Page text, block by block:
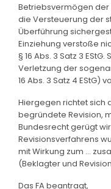
Betriebsvermögen der
die Versteuerung der
Überführung
Einziehung verstoße
§ 16 Abs. 3 Satz 3
Verletzung der
16 Abs. 3 Satz 4 EStG)
Hiergegen richtet sich
begründete Revision,
Bundesrecht gerügt
Revisionsverfahrens
mit Wirkung zum ...
(Beklagter und
Das FA beantragt,